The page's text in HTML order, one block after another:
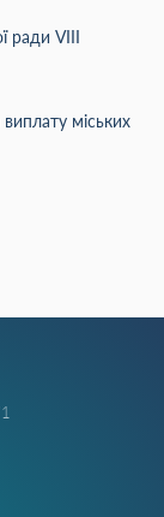
ради VIII
міських